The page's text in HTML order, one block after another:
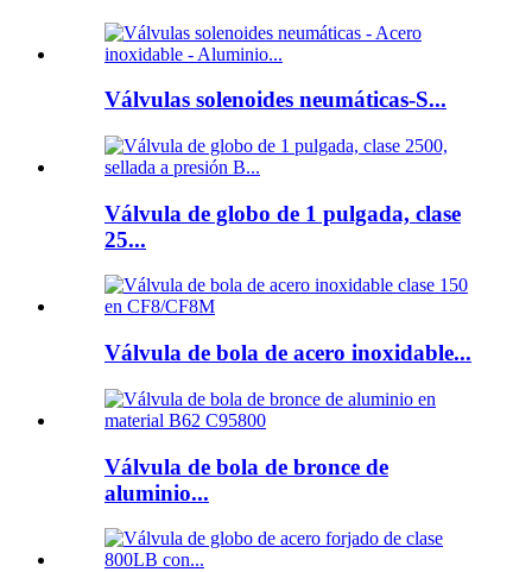
Válvulas solenoides neumáticas-S...
Válvula de globo de 1 pulgada, clase
25...
Válvula de bola de acero inoxidable...
Válvula de bola de bronce de
aluminio...